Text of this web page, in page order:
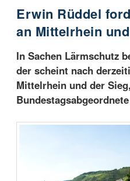
Erwin Rüddel
an Mittelrhein
In Sachen Lärmschutz
der scheint nach
Mittelrhein und der